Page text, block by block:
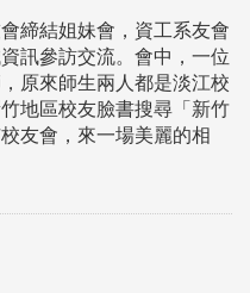
締結姐妹會，資工系友會
訊參訪交流。會中，一位
原來師生兩人都是淡江校
地區校友臉書搜尋「新竹
友會，來一場美麗的相